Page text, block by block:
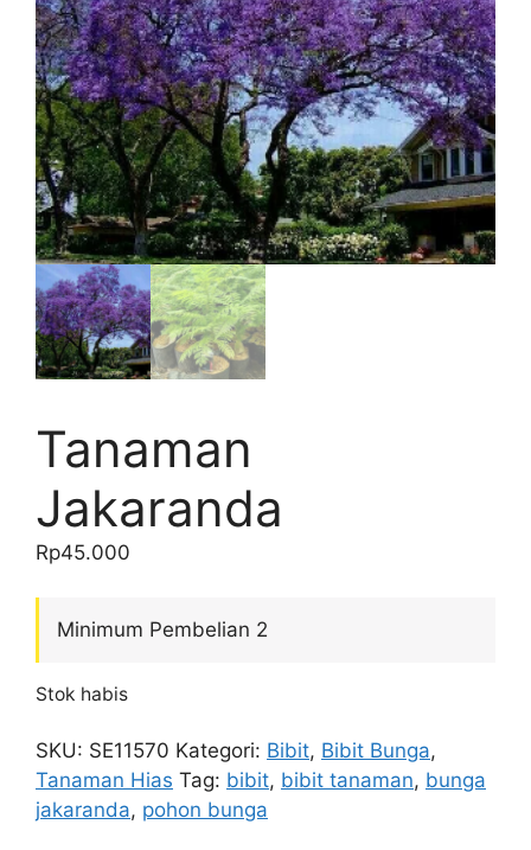
Tanaman
Jakaranda
Rp45.000
Minimum Pembelian 2
Stok habis
SKU: SE11570 Kategori: Bibit, Bibit Bunga,
Tanaman Hias Tag: bibit, bibit tanaman, bunga
jakaranda, pohon bunga